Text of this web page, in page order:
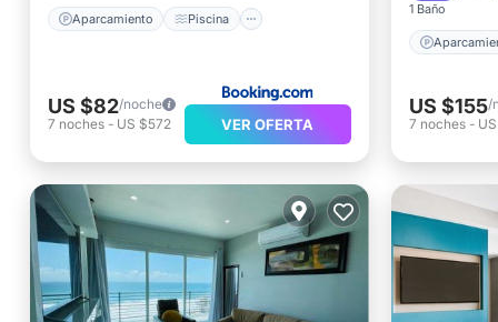
Aparcamiento Piscina
US $82/noche
7 noches - US $572 VER OFERTA
1 Baño
US $155/
7 noches-